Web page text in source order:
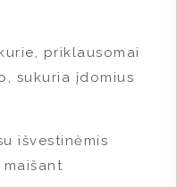
priklausomai
sukuria įdomius
išvestinėmis